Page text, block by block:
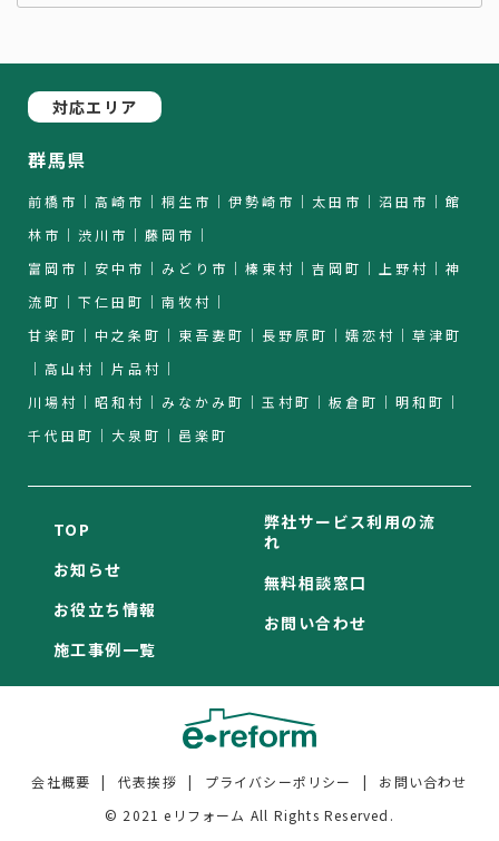
対応エリア
群馬県
前橋市｜高崎市｜桐生市｜伊勢崎市｜太田市｜沼田市｜館
林市｜渋川市｜藤岡市｜
富岡市｜安中市｜みどり市｜榛東村｜吉岡町｜上野村｜神
流町｜下仁田町｜南牧村｜
甘楽町｜中之条町｜東吾妻町｜長野原町｜嬬恋村｜草津町
｜高山村｜片品村｜
川場村｜昭和村｜みなかみ町｜玉村町｜板倉町｜明和町｜
千代田町｜大泉町｜邑楽町
TOP
お知らせ
お役立ち情報
施工事例一覧
弊社サービス利用の流
れ
無料相談窓口
お問い合わせ
会社概要 代表挨拶 プライバシーポリシー
お問い合わせ
© 2021 eリフォーム All Rights Reserved.